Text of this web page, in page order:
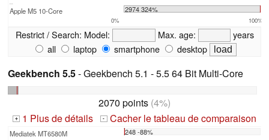
Apple M5 10-Core 2974 324%
0% 100%
Restrict / Search: Model: Max. age:
years
all
laptop smartphone desktop
Geekbench 5.5- Geekbench 5.1 - 5.5 64 Bit Multi-Core
2070 points (4%)
+ 1 Plus de détails - Cacher le tableau de comparaison
Mediatek MT6580M 248 -88%